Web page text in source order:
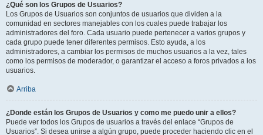
¿Qué son los Grupos de Usuarios?
Los Grupos de Usuarios son conjuntos de usuarios que dividen a la
comunidad en sectores manejables con los cuales puede trabajar los
administradores del foro. Cada usuario puede pertenecer a varios grupos y
cada grupo puede tener diferentes permisos. Esto ayuda, a los
administradores, a cambiar los permisos de muchos usuarios a la vez, tales
como los permisos de moderador, o garantizar el acceso a foros privados a los
usuarios.
Arriba
¿Donde están los Grupos de Usuarios y como me puedo unir a ellos?
Puede ver todos los Grupos de usuarios a través del enlace “Grupos de
Usuarios”. Si desea unirse a algún grupo, puede proceder haciendo clic en el